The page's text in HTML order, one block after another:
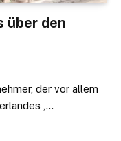
über den
der vor allem
,…